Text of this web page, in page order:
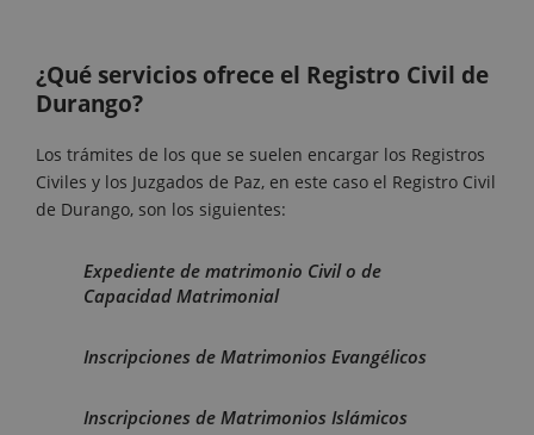
¿Qué servicios ofrece el Registro Civil de
Durango?
Los trámites de los que se suelen encargar los Registros
Civiles y los Juzgados de Paz, en este caso el Registro Civil
de Durango, son los siguientes:
Expediente de matrimonio Civil o de
Capacidad Matrimonial
Inscripciones de Matrimonios Evangélicos
Inscripciones de Matrimonios Islámicos